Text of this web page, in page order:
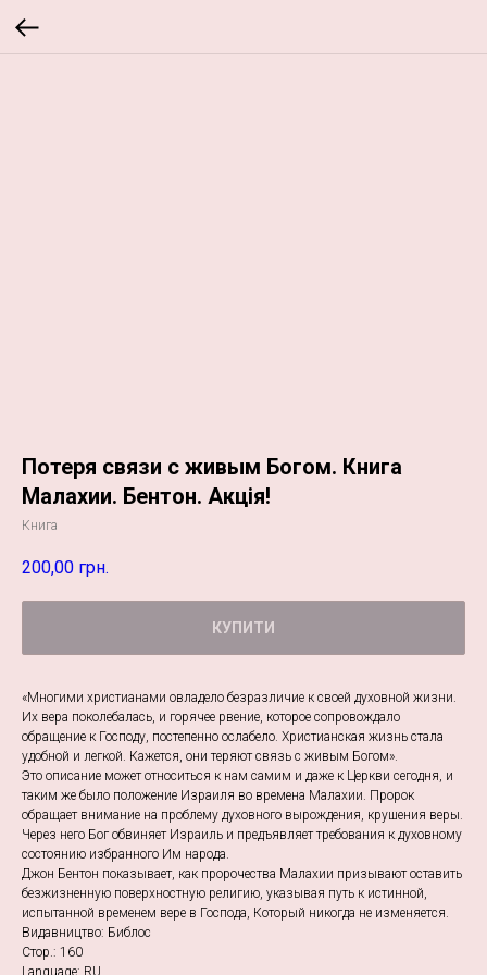
Потеря связи с живым Богом. Книга
Малахии. Бентон. Акція!
Книга
200,00 грн.
КУПИТИ
«Многими христианами овладело безразличие к своей духовной жизни.
Их вера поколебалась, и горячее рвение, которое сопровождало
обращение к Господу, постепенно ослабело. Христианская жизнь стала
удобной и легкой. Кажется, они теряют связь с живым Богом».
Это описание может относиться к нам самим и даже к Церкви сегодня, и
таким же было положение Израиля во времена Малахии. Пророк
обращает внимание на проблему духовного вырождения, крушения веры.
Через него Бог обвиняет Израиль и предъявляет требования к духовному
состоянию избранного Им народа.
Джон Бентон показывает, как пророчества Малахии призывают оставить
безжизненную поверхностную религию, указывая путь к истинной,
испытанной временем вере в Господа, Который никогда не изменяется.
Видавництво: Библос
Стор.: 160